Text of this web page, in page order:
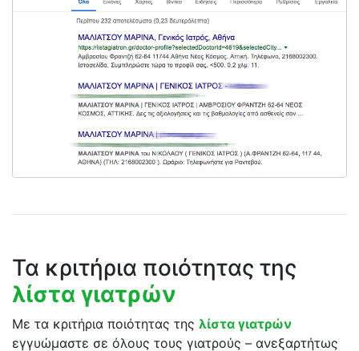
Τα κριτήρια ποιότητας της
λίστα γιατρών
Με τα κριτήρια ποιότητας της λίστα γιατρών
εγγυώμαστε σε όλους τους γιατρούς – ανεξαρτήτως